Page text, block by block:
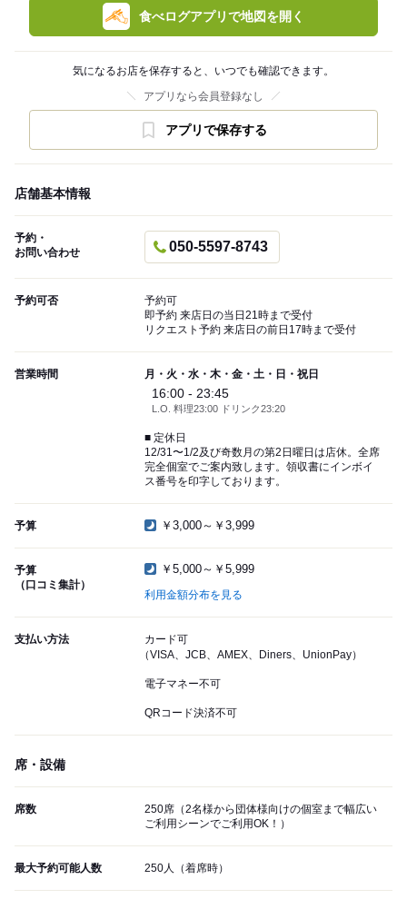
食べログアプリで地図を開く
気になるお店を保存すると、いつでも確認できます。
アプリなら会員登録なし
アプリで保存する
店舗基本情報
予約・
お問い合わせ
050-5597-8743
予約可否
予約可
即予約 来店日の当日21時まで受付
リクエスト予約 来店日の前日17時まで受付
営業時間 月・火・水・木・金・土・日・祝日
16:00 - 23:45
L.O. 料理23:00 ドリンク23:20
■ 定休日
12/31〜1/2及び奇数月の第2日曜日は店休。全席
完全個室でご案内致します。領収書にインボイ
ス番号を印字しております。
予算 ￥3,000～￥3,999
予算
（口コミ集計）
￥5,000～￥5,999
利用金額分布を見る
支払い方法
カード可
（VISA、JCB、AMEX、Diners、UnionPay）
電子マネー不可
QRコード決済不可
席・設備
席数
250席（2名様から団体様向けの個室まで幅広い
ご利用シーンでご利用OK！）
最大予約可能人数 250人（着席時）